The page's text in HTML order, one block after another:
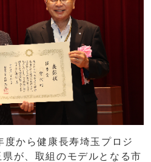
度から健康長寿埼玉プロジ
が、取組のモデルとなる市